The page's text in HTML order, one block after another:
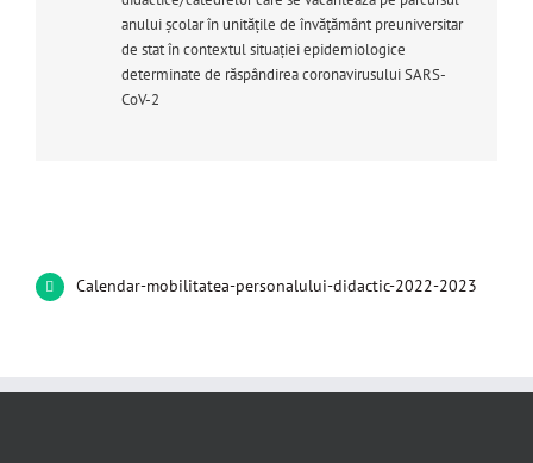
anului şcolar în unităţile de învăţământ preuniversitar
de stat în contextul situaţiei epidemiologice
determinate de răspândirea coronavirusului SARS-
CoV-2
Calendar-mobilitatea-personalului-didactic-2022-2023